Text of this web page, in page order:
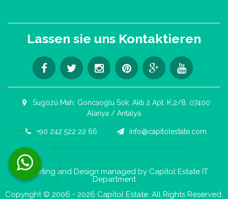
Kontaktieren Sie uns jetzt per WhatsApp!
Lassen sie uns Kontaktieren
Sugözü Mah. Goncaoğlu Sok. Aktı 2 Apt. K:2/8, 07400
Alanya / Antalya
+90 242 522 22 66 info@capitolestate.com
Marketing and Design managed by Capitol Estate IT
Department
Copyright © 2006 - 2026 Capitol Estate. All Rights Reserved.